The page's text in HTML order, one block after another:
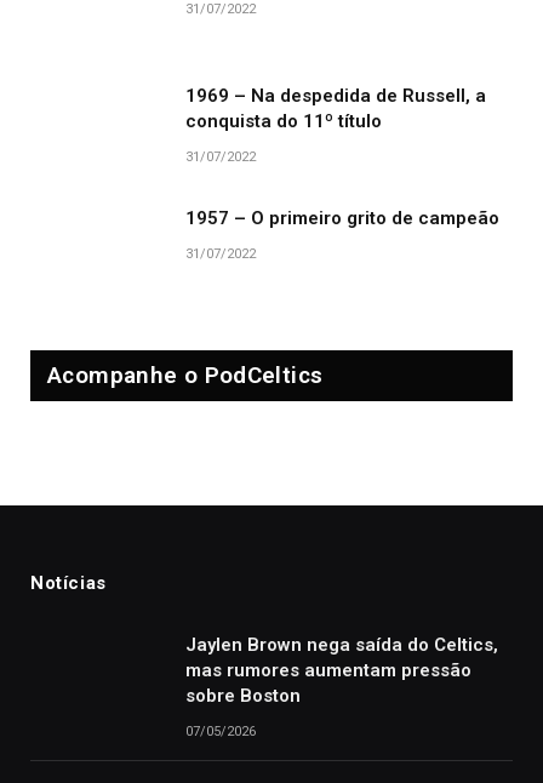
31/07/2022
1969 – Na despedida de Russell, a
conquista do 11º título
31/07/2022
1957 – O primeiro grito de campeão
31/07/2022
Acompanhe o PodCeltics
Notícias
Jaylen Brown nega saída do Celtics,
mas rumores aumentam pressão
sobre Boston
07/05/2026